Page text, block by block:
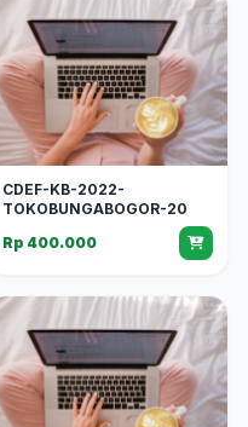
CDEF-KB-2022-
TOKOBUNGABOGOR-20
Rp 400.000